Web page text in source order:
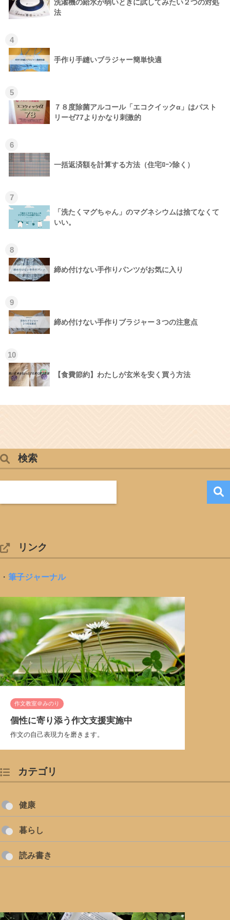
洗濯機の給水が弱いときに試してみたい２つの対処
法
4
手作り手縫いブラジャー簡単快適
5
７８度除菌アルコール「エコクイックα」はパスト
リーゼ77よりかなり刺激的
6
一括返済額を計算する方法（住宅ﾛｰﾝ除く）
7
「洗たくマグちゃん」のマグネシウムは捨てなくて
いい。
8
締め付けない手作りパンツがお気に入り
9
締め付けない手作りブラジャー３つの注意点
10
【食費節約】わたしが玄米を安く買う方法
検索
リンク
・ 筆子ジャーナル
作文教室＠みのり
個性に寄り添う作文支援実施中
作文の自己表現力を磨きます。
カテゴリ
健康
暮らし
読み書き